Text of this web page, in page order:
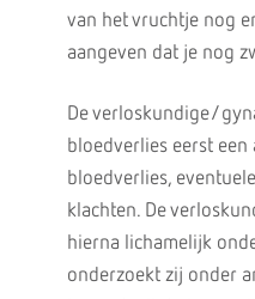
van het vruchtje nog
aangeven dat je nog
De verloskundige/
bloedverlies eerst
bloedverlies,
klachten. De
hierna lichamelijk
onderzoekt zij onder